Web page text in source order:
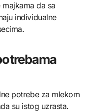
da sa
individualne
potrebe za mlekom
su istog uzrasta.